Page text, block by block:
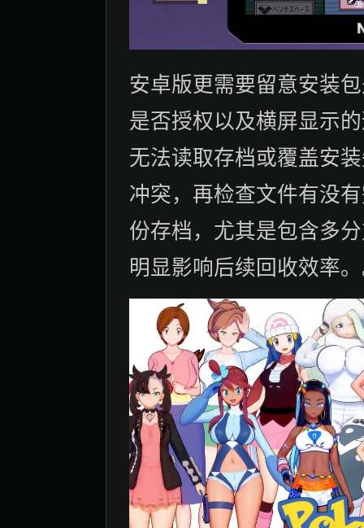
安卓版更需要留意安装
是否授权以及横屏显示
无法读取存档或覆盖安
冲突，再检查文件有没
份存档，尤其是包含多
明显影响后续回收效率